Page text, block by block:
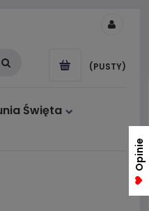
(PUSTY)
Święta
Opinie